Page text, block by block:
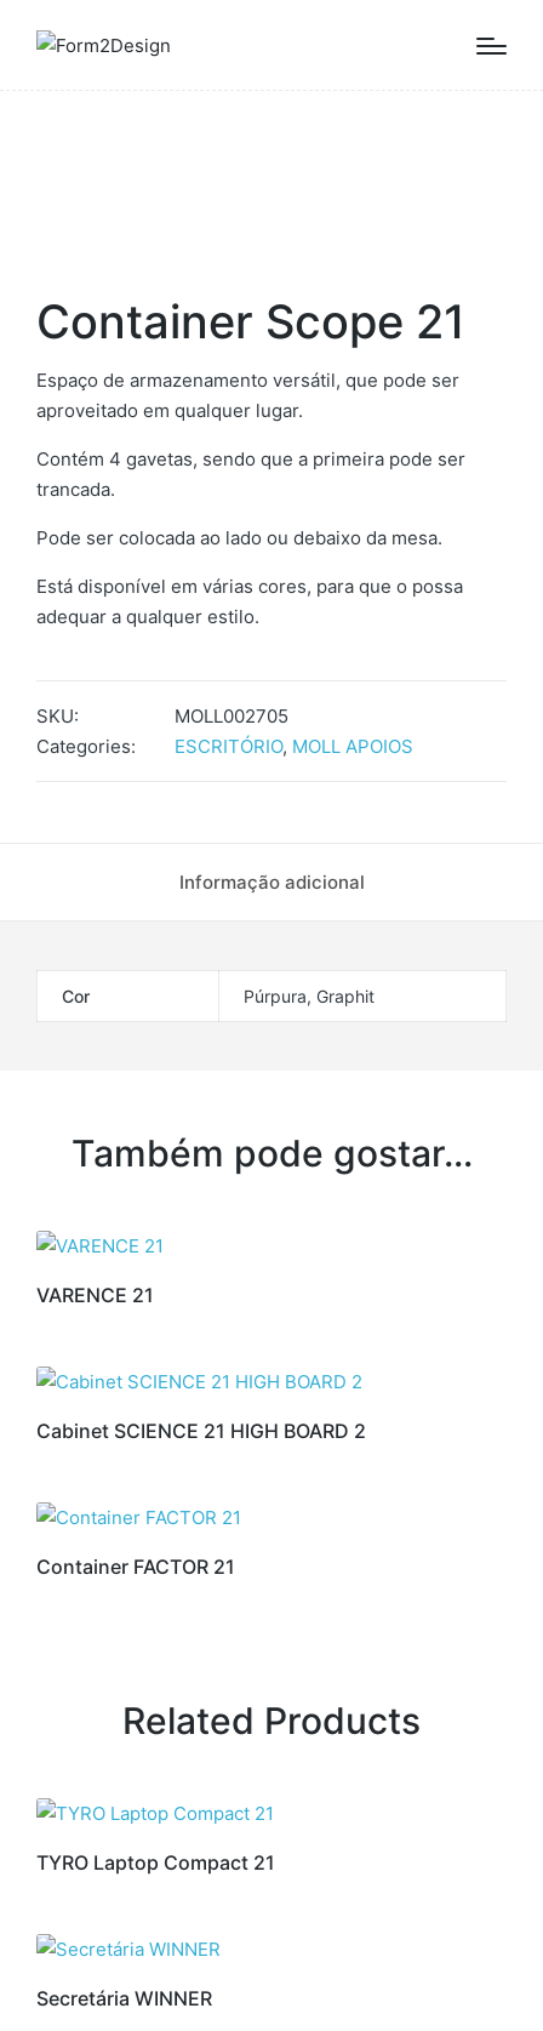
Container Scope 21
Espaço de armazenamento versátil, que pode ser
aproveitado em qualquer lugar.
Contém 4 gavetas, sendo que a primeira pode ser
trancada.
Pode ser colocada ao lado ou debaixo da mesa.
Está disponível em várias cores, para que o possa
adequar a qualquer estilo.
SKU:
MOLL002705
Categories:
ESCRITÓRIO, MOLL APOIOS
Informação adicional
Cor Púrpura, Graphit
Também pode gostar…
VARENCE 21
Cabinet SCIENCE 21 HIGH BOARD 2
Container FACTOR 21
Related Products
TYRO Laptop Compact 21
Secretária WINNER